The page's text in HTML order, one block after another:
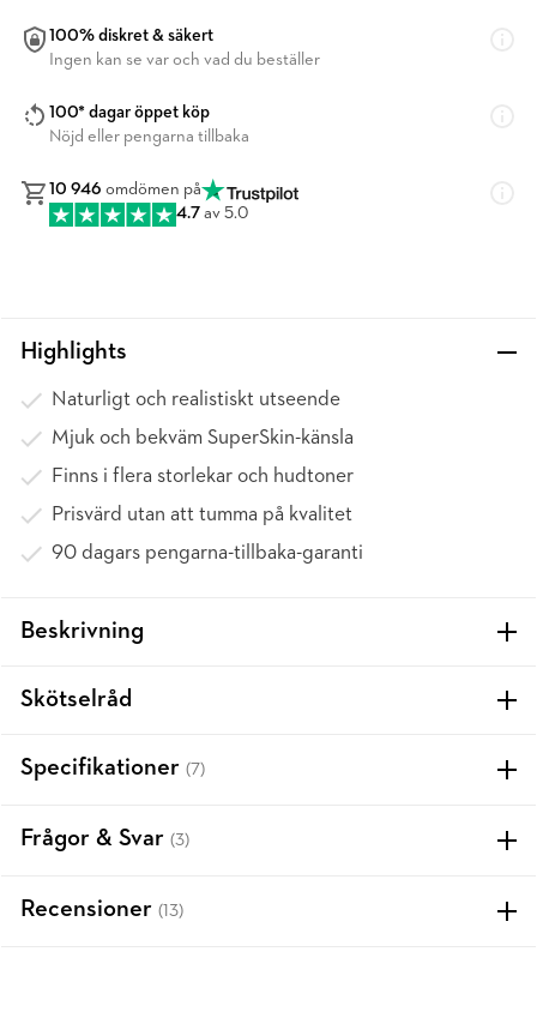
100% diskret & säkert
Ingen kan se var och vad du beställer
100* dagar öppet köp
Nöjd eller pengarna tillbaka
10 946 omdömen på
4.7 av 5.0
Highlights
Naturligt och realistiskt utseende
Mjuk och bekväm SuperSkin-känsla
Finns i flera storlekar och hudtoner
Prisvärd utan att tumma på kvalitet
90 dagars pengarna-tillbaka-garanti
Beskrivning
Skötselråd
Specifikationer (7)
Frågor & Svar (3)
Recensioner (13)